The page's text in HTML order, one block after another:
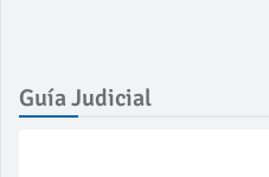
Guía Judicial